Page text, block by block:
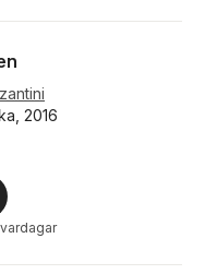
2016
Totalt antal röster: